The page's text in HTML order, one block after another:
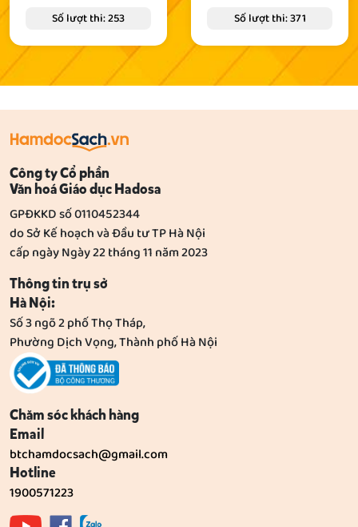
Số lượt thi: 253
Số lượt thi: 371
Công ty Cổ phần
Văn hoá Giáo dục Hadosa
GPĐKKD số 0110452344
do Sở Kế hoạch và Đầu tư TP Hà Nội
cấp ngày Ngày 22 tháng 11 năm 2023
Thông tin trụ sở
Hà Nội:
Số 3 ngõ 2 phố Thọ Tháp,
Phường Dịch Vọng, Thành phố Hà Nội
Chăm sóc khách hàng
Email
btchamdocsach@gmail.com
Hotline
1900571223